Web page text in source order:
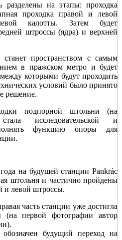
разделены на этапы: проходка
проходка правой и левой
калотты. Затем будет
штроссы (ядра) и верхней
пространством с самым
в пражском метро и будет
которыми будут проходить
условий было принято
решение.
подпорной штольни (на
исследовательской и
функцию опоры для
на будущей станции Pankrác
штольня и частично пройдены
и левой штроссы.
часть станции уже достигла
(на первой фотографии автор
будущий переход на